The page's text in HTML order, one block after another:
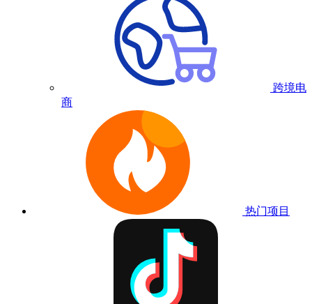
跨境电
商
热门项目